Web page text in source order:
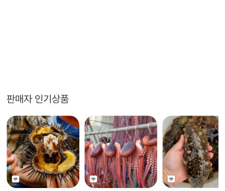
판매자 인기상품